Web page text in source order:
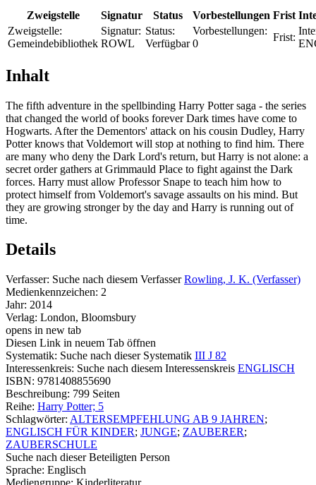
Zweigstelle Signatur Status Vorbestellungen Frist
Zweigstelle:
Gemeindebibliothek
Signatur:
ROWL
Status:
Verfügbar
Vorbestellungen:
0
Frist:
Inhalt
The fifth adventure in the spellbinding Harry Potter saga - the series
that changed the world of books forever Dark times have come to
Hogwarts. After the Dementors' attack on his cousin Dudley, Harry
Potter knows that Voldemort will stop at nothing to find him. There
are many who deny the Dark Lord's return, but Harry is not alone: a
secret order gathers at Grimmauld Place to fight against the Dark
forces. Harry must allow Professor Snape to teach him how to
protect himself from Voldemort's savage assaults on his mind. But
they are growing stronger by the day and Harry is running out of
time.
Details
Verfasser: Suche nach diesem Verfasser Rowling, J. K. (Verfasser)
Medienkennzeichen: 2
Jahr: 2014
Verlag: London, Bloomsbury
opens in new tab
Diesen Link in neuem Tab öffnen
Systematik: Suche nach dieser Systematik III J 82
Interessenkreis: Suche nach diesem Interessenskreis ENGLISCH
ISBN: 9781408855690
Beschreibung: 799 Seiten
Reihe: Harry Potter; 5
Schlagwörter: ALTERSEMPFEHLUNG AB 9 JAHREN;
ENGLISCH FÜR KINDER; JUNGE; ZAUBERER;
ZAUBERSCHULE
Suche nach dieser Beteiligten Person
Sprache: Englisch